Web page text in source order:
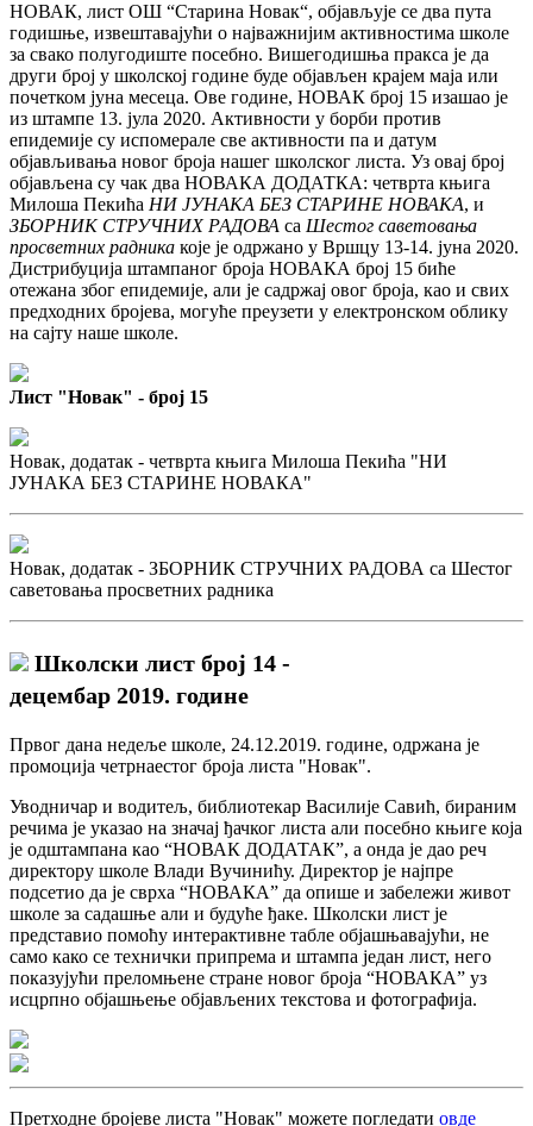
НОВАК, лист ОШ “Старина Новак“, објављује се два пута
годишње, извештавајући о најважнијим активностима школе
за свако полугодиште посебно. Вишегодишња пракса је да
други број у школској године буде објављен крајем маја или
почетком јуна месеца. Ове године, НОВАК број 15 изашао је
из штампе 13. јула 2020. Активности у борби против
епидемије су испомерале све активности па и датум
објављивања новог броја нашег школског листа. Уз овај број
објављена су чак два НОВАКА ДОДАТКА: четврта књига
Милоша Пекића НИ ЈУНАКА БЕЗ СТАРИНЕ НОВАКА, и
ЗБОРНИК СТРУЧНИХ РАДОВА са Шестог саветовања
просветних радника које је одржано у Вршцу 13-14. јуна 2020.
Дистрибуција штампаног броја НОВАКА број 15 бићe
отежана због епидемије, али је садржај овог броја, као и свих
предходних бројева, могуће преузети у електронском облику
на сајту наше школе.
Лист "Новак" - број 15
Новак, додатак - четврта књига Милоша Пекића "НИ
ЈУНАКА БЕЗ СТАРИНЕ НОВАКА"
Новак, додатак - ЗБОРНИК СТРУЧНИХ РАДОВА са Шестог
саветовања просветних радника
Школски лист број 14 -
децембар 2019. године
Првог дана недеље школе, 24.12.2019. године, одржана је
промоција четрнаестог броја листа "Новак".
Уводничар и водитељ, библиотекар Василије Савић, бираним
речима је указао на значај ђачког листа али посебно књиге која
је одштампана као “НОВАК ДОДАТАК”, а онда је дао реч
директору школе Влади Вучинићу. Директор је најпре
подсетио да је сврха “НОВАКА” да опише и забележи живот
школе за садашње али и будуће ђаке. Школски лист је
представио помоћу интерактивне табле објашњавајући, не
само како се технички припрема и штампа један лист, него
показујући преломњене стране новог броја “НОВАКА” уз
исцрпно објашњење објављених текстова и фотографија.
Претходне бројеве листа "Новак" можете погледати овде